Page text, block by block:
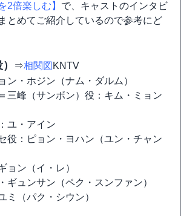
2倍楽しむ】 で、キャストのインタビ
とめてご紹介しているので参考にど
⇒相関図 KNTV
ン・ホジン（ナム・ダルム）
三峰（サンボン）役：キム・ミョン
ユ・アイン
役：ピョン・ヨハン（ユン・チャン
ョン（イ・レ）
ギュンサン（ペク・スンファン）
ミ（パク・シウン）